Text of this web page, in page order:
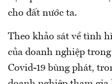
cho đất nước ta.
Theo khảo sát về tình
của doanh nghiệp
Covid-19 bùng phát,